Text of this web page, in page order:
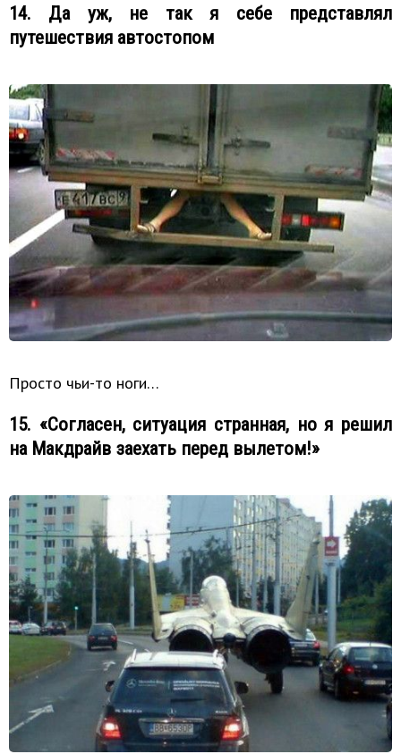
14. Да уж, не так я себе представлял
путешествия автостопом
Просто чьи-то ноги…
15. «Согласен, ситуация странная, но я решил
на Макдрайв заехать перед вылетом!»